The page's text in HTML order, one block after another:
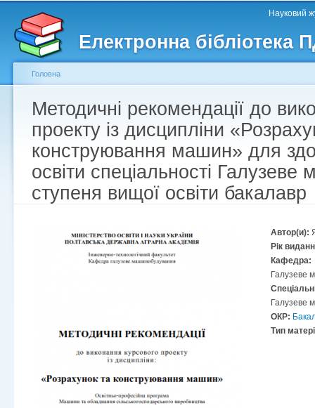
Електронна бібліотека
Головне меню Науковий
Другорядне меню
Ви є тут
Головна
Методичні рекомендації до
проекту із дисципліни
конструювання машин» для
освіти спеціальності
ступеня вищої освіти бакалавр
Автор(и):
Рік
Кафедра:
Галузеве
Галузеве
ОКР:
Тип